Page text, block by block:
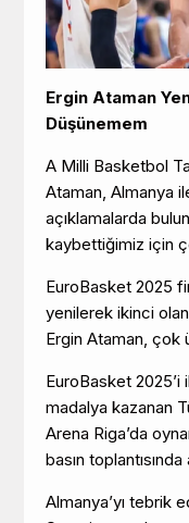
Ergin Ataman
Düşünemem
A Milli Basketbol
Ataman, Almanya
açıklamalarda
kaybettiğimiz için
EuroBasket 2025
yenilerek ikinci
Ergin Ataman, çok
EuroBasket
madalya kazanan
Arena Riga’da
basın
Almanya’yı tebrik